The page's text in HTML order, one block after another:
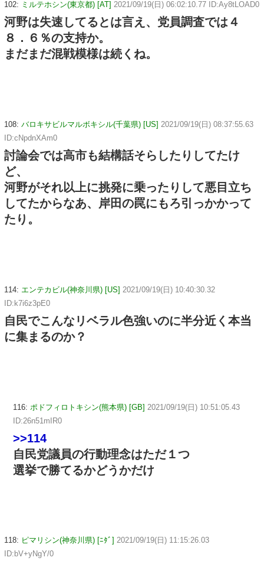
102: ミルテホシン(東京都) [AT] 2021/09/19(日) 06:02:10.77 ID:Ay8tLOAD0
河野は失速してるとは言え、党員調査では４
８．６％の支持か。
まだまだ混戦模様は続くね。
108: バロキサビルマルボキシル(千葉県) [US] 2021/09/19(日) 08:37:55.63
ID:cNpdnXAm0
討論会では高市も結構話そらしたりしてたけ
ど、
河野がそれ以上に挑発に乗ったりして悪目立ち
してたからなあ、岸田の罠にもろ引っかかって
たり。
114: エンテカビル(神奈川県) [US] 2021/09/19(日) 10:40:30.32
ID:k7i6z3pE0
自民でこんなリベラル色強いのに半分近く本当
に集まるのか？
116: ポドフィロトキシン(熊本県) [GB] 2021/09/19(日) 10:51:05.43
ID:26n51mIR0
>>114
自民党議員の行動理念はただ１つ
選挙で勝てるかどうかだけ
118: ピマリシン(神奈川県) [ﾆﾀﾞ] 2021/09/19(日) 11:15:26.03
ID:bV+yNgY/0